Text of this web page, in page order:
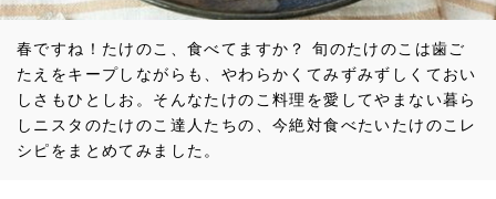
春ですね！たけのこ、食べてますか？ 旬のたけのこは歯ご
たえをキープしながらも、やわらかくてみずみずしくておい
しさもひとしお。そんなたけのこ料理を愛してやまない暮ら
しニスタのたけのこ達人たちの、今絶対食べたいたけのこレ
シピをまとめてみました。